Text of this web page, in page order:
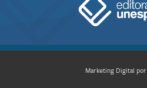
Marketing Digital